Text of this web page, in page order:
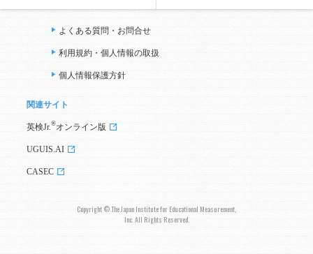
よくある質問・お問合せ
利用規約・個人情報の取扱
個人情報保護方針
関連サイト
英検Jr. ®オンライン版
UGUIS.AI
CASEC
Copyright © The Japan Institute for Educational Measurement,
Inc. All Rights Reserved.